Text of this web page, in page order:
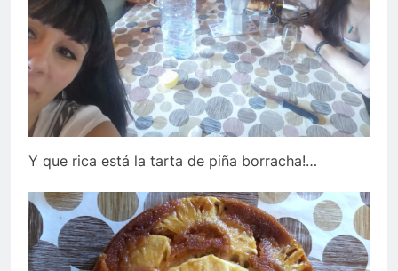
Y que rica está la tarta de piña borracha!…